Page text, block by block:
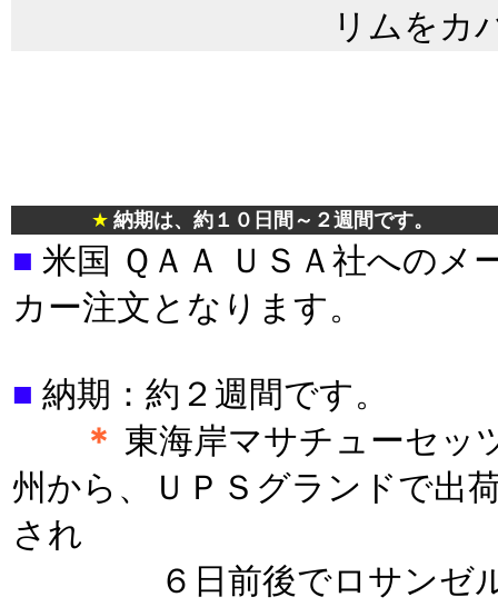
リムをカ
★ 納期は、約１０日間～２週間です。
■ 米国 ＱＡＡ ＵＳＡ社へのメ
カー注文となります。
■ 納期：約２週間です。
＊ 東海岸マサチューセッ
州から、ＵＰＳグランドで出
され
６日前後でロサンゼ